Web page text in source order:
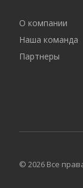
О компании
Наша команда
Партнеры
© 2026 Все